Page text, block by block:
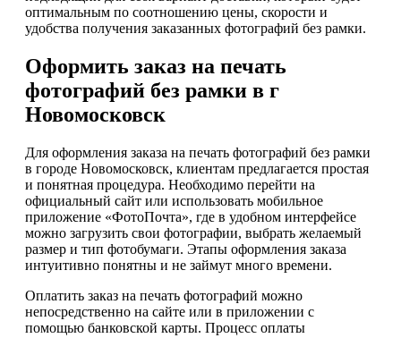
оптимальным по соотношению цены, скорости и
удобства получения заказанных фотографий без рамки.
Оформить заказ на печать
фотографий без рамки в г
Новомосковск
Для оформления заказа на печать фотографий без рамки
в городе Новомосковск, клиентам предлагается простая
и понятная процедура. Необходимо перейти на
официальный сайт или использовать мобильное
приложение «ФотоПочта», где в удобном интерфейсе
можно загрузить свои фотографии, выбрать желаемый
размер и тип фотобумаги. Этапы оформления заказа
интуитивно понятны и не займут много времени.
Оплатить заказ на печать фотографий можно
непосредственно на сайте или в приложении с
помощью банковской карты. Процесс оплаты